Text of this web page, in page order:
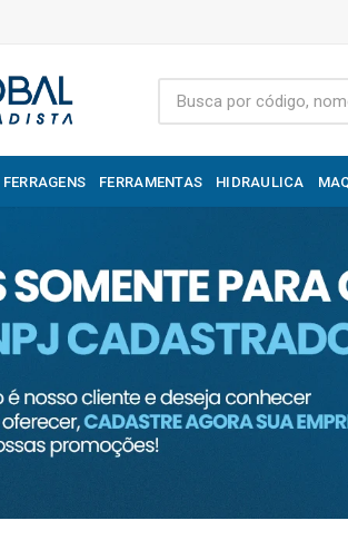
FERRAGENS FERRAMENTAS HIDRAULICA